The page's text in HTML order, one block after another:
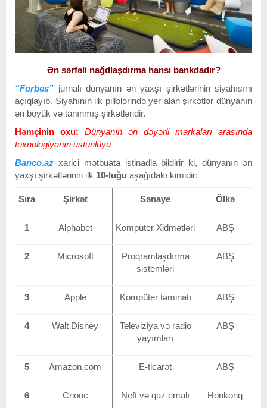
Ən sərfəli nağdlaşdırma hansı bankdadır?
“Forbes” jurnalı dünyanın ən yaxşı şirkətlərinin siyahısını
açıqlayıb. Siyahının ilk pillələrində yer alan şirkətlər dünyanın
ən böyük və tanınmış şirkətləridir.
Həmçinin oxu:
Dünyanın ən dəyərli markaları arasında
texnologiyanın üstünlüyü
Banco.az xarici mətbuata istinadla bildirir ki, dünyanın ən
yaxşı şirkətlərinin ilk 10-luğu aşağıdakı kimidir:
Sıra Şirkət Sənaye Ölkə
1 Alphabet Kompüter Xidmətləri ABŞ
2 Microsoft
Proqramlaşdırma
sistemləri
ABŞ
3 Apple Kompüter təminatı ABŞ
4 Walt Disney
Televiziya və radio
yayımları
ABŞ
5 Amazon.com E-ticarət ABŞ
6 Cnooc Neft və qaz emalı Honkonq